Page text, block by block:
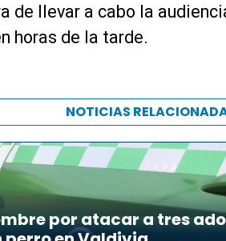
de llevar a cabo la
horas de la tarde.
NOTICIAS
por atacar a tres